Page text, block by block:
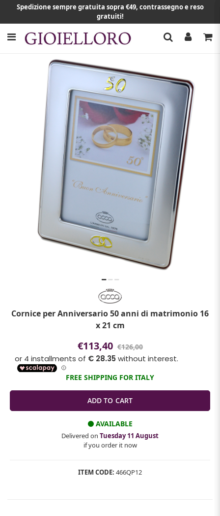
Spedizione sempre gratuita sopra €49, contrassegno e reso
gratuiti!
Cornice per Anniversario 50 anni di matrimonio 16
x 21 cm
€113,40 €126,00
FREE SHIPPING FOR ITALY
AVAILABLE
Delivered on Tuesday 11 August
if you order it now
ITEM CODE: 466QP12